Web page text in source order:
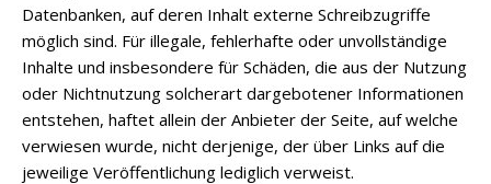
Datenbanken, auf deren Inhalt externe Schreibzugriffe
möglich sind. Für illegale, fehlerhafte oder unvollständige
Inhalte und insbesondere für Schäden, die aus der Nutzung
oder Nichtnutzung solcherart dargebotener Informationen
entstehen, haftet allein der Anbieter der Seite, auf welche
verwiesen wurde, nicht derjenige, der über Links auf die
jeweilige Veröffentlichung lediglich verweist.